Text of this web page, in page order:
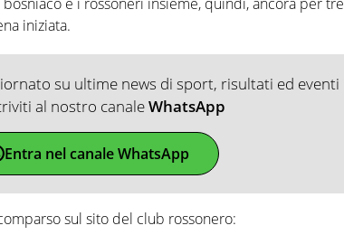
iniziata.
su ultime news di sport, risultati ed eventi
al nostro canaleWhatsApp
Entra nel canale WhatsApp
sul sito del club rossonero: